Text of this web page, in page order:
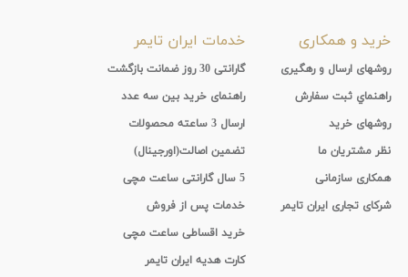
خرید و همکاری
روشهای ارسال و رهگیری
راهنماي ثبت سفارش
روشهای خرید
نظر مشتریان ما
همکاری سازمانی
شرکای تجاری ایران تایمر
خدمات ایران تایمر
گارانتی 30 روز ضمانت بازگشت
راهنمای خرید بین سه عدد
ارسال 3 ساعته محصولات
تضمین اصالت(اورجینال)
5 سال گارانتی ساعت مچی
خدمات پس از فروش
خرید اقساطی ساعت مچی
کارت هدیه ایران تایمر